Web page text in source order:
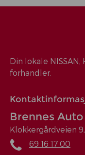
Din lokale NISSAN,
forhandler.
Brennes Auto
Klokkergårdveien 9,
69 16 17 00